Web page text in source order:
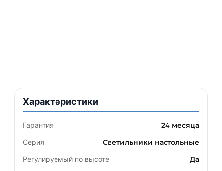
Характеристики
Гарантия 24 месяца
Серия Светильники настольные
Регулируемый по высоте Да